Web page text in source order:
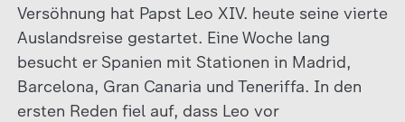
Versöhnung hat Papst Leo XIV. heute seine vierte
Auslandsreise gestartet. Eine Woche lang
besucht er Spanien mit Stationen in Madrid,
Barcelona, Gran Canaria und Teneriffa. In den
ersten Reden fiel auf, dass Leo vor